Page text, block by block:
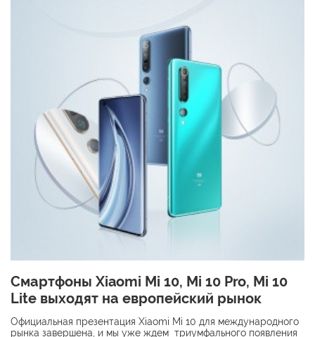
Смартфоны Xiaomi Mi 10, Mi 10 Pro, Mi 10
Lite выходят на европейский рынок
Официальная презентация Xiaomi Mi 10 для международного
рынка завершена, и мы уже ждем триумфального появления